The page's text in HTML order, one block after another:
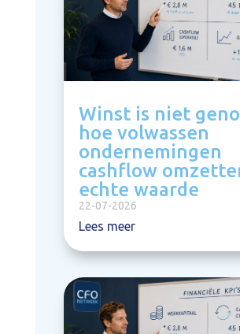
Winst is niet
hoe volwassen
ondernemingen
cashflow
echte waarde
22-07-2026
Lees meer